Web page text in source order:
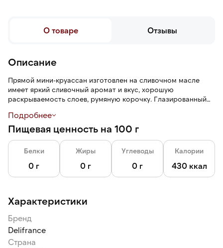
О товаре Отзывы
Описание
Прямой мини-круассан изготовлен на сливочном масле
имеет яркий сливочный аромат и вкус, хорошую
раскрываемость слоев, румяную корочку. Глазированный
Выпекается после разморозки в течение 13–15 минут при
температуре 170°С.
Подробнее
Пищевая ценность на 100 г
Белки
0 г
Жиры
0 г
Углеводы
0 г
Калории
430 ккал
Характеристики
Бренд
Delifrance
Страна